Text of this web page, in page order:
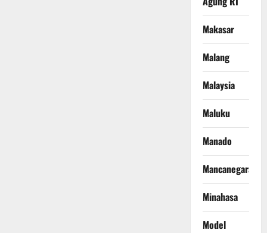
Makasar
Malang
Malaysia
Maluku
Manado
Mancanegara
Minahasa
Model